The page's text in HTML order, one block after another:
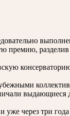
премию,
выдающиеся
уже через три